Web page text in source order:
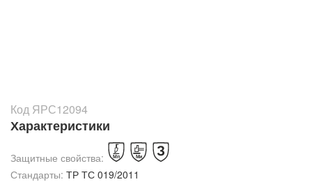
Код ЯРС12094
Характеристики
Защитные свойства:
Стандарты: ТР ТС 019/2011